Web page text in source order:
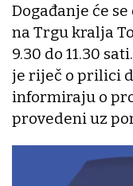
Događanje će
na Trgu kralja
9.30 do 11.30
je riječ o prilici
informiraju o
provedeni uz